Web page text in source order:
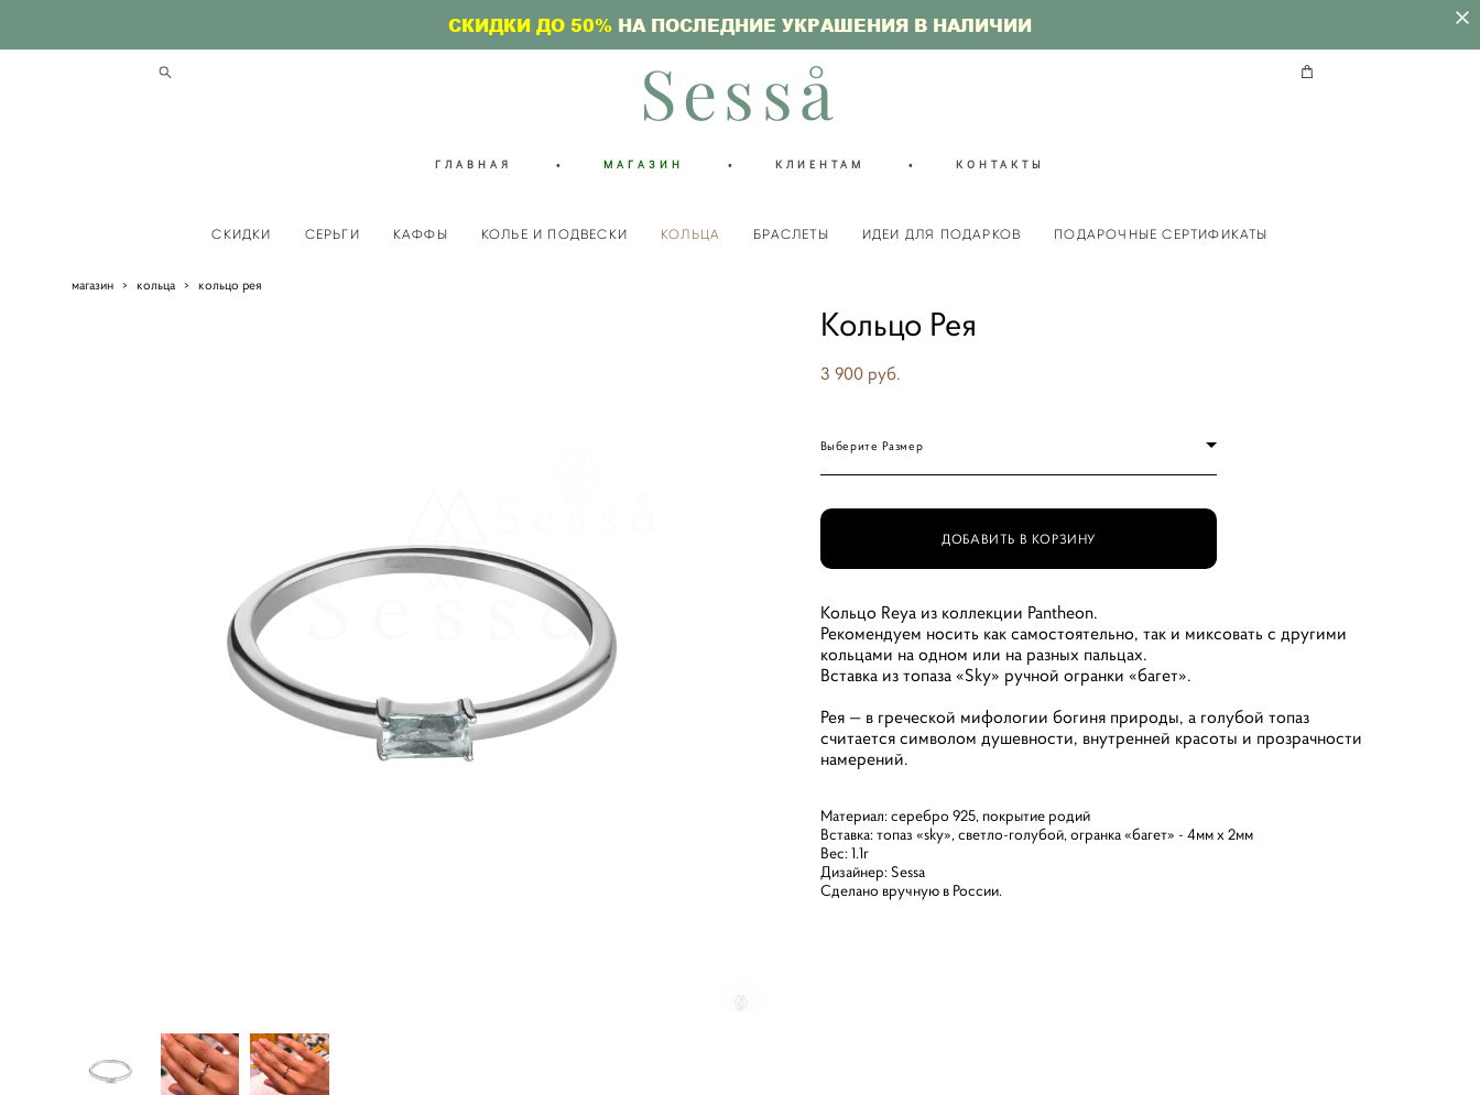
СКИДКИ ДО 50% НА ПОСЛЕДНИЕ УКРАШЕНИЯ В НАЛИЧИИ
Sesså
ГЛАВНАЯ • МАГАЗИН • КЛИЕНТАМ • КОНТАКТЫ
СКИДКИ СЕРЬГИ КАФФЫ КОЛЬЕ И ПОДВЕСКИ КОЛЬЦА БРАСЛЕТЫ ИДЕИ ДЛЯ ПОДАРКОВ ПОДАРОЧНЫЕ СЕРТИФИКАТЫ
магазин > кольца > кольцо рея
Кольцо Рея
3 900 pуб.
Выберите Размер
ДОБАВИТЬ В КОРЗИНУ
Кольцо Reya из коллекции Pantheon.
Рекомендуем носить как самостоятельно, так и миксовать с другими
кольцами на одном или на разных пальцах.
Вставка из топаза «Sky» ручной огранки «багет».
Рея — в греческой мифологии богиня природы, а голубой топаз
считается символом душевности, внутренней красоты и прозрачности
намерений.
Материал: серебро 925, покрытие родий
Вставка: топаз «sky», светло-голубой, огранка «багет» - 4мм х 2мм
Вес: 1.1г
Дизайнер: Sessa
Сделано вручную в России.